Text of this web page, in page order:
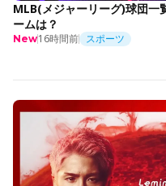
MLB(メジャーリーグ)球団一
ームは？
New16時間前 スポーツ